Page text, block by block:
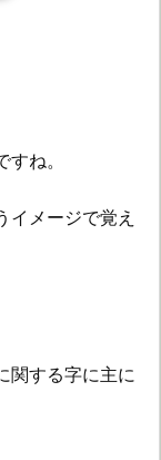
ね。
イメージで覚え
関する字に主に